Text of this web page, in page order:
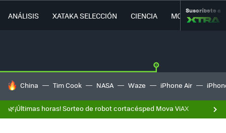
ANÁLISIS XATAKA SELECCIÓN CIENCIA MOVILIDAD
Suscríbete a
HOY SE HABLA DE
China Tim Cook NASA Waze iPhone Air
🌿¡Últimas horas! Sorteo de robot cortacésped Mova ViAX